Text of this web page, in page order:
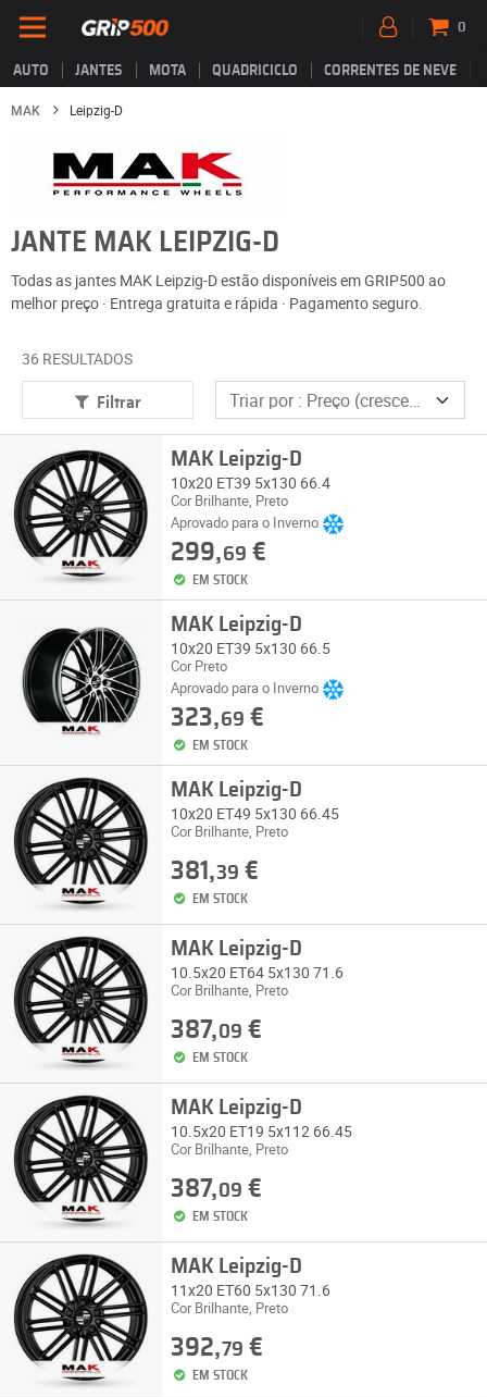
AUTO JANTES MOTA QUADRICICLO CORRENTES DE NEVE
0
MAK Leipzig-D
JANTE MAK LEIPZIG-D
Todas as jantes MAK Leipzig-D estão disponíveis em GRIP500 ao
melhor preço · Entrega gratuita e rápida · Pagamento seguro.
36 RESULTADOS
Filtrar
MAK Leipzig-D
10x20 ET39 5x130 66.4
Cor Brilhante, Preto
Aprovado para o Inverno
299,69 €
EM STOCK
MAK Leipzig-D
10x20 ET39 5x130 66.5
Cor Preto
Aprovado para o Inverno
323,69 €
EM STOCK
MAK Leipzig-D
10x20 ET49 5x130 66.45
Cor Brilhante, Preto
381,39 €
EM STOCK
MAK Leipzig-D
10.5x20 ET64 5x130 71.6
Cor Brilhante, Preto
387,09 €
EM STOCK
MAK Leipzig-D
10.5x20 ET19 5x112 66.45
Cor Brilhante, Preto
387,09 €
EM STOCK
MAK Leipzig-D
11x20 ET60 5x130 71.6
Cor Brilhante, Preto
392,79 €
EM STOCK